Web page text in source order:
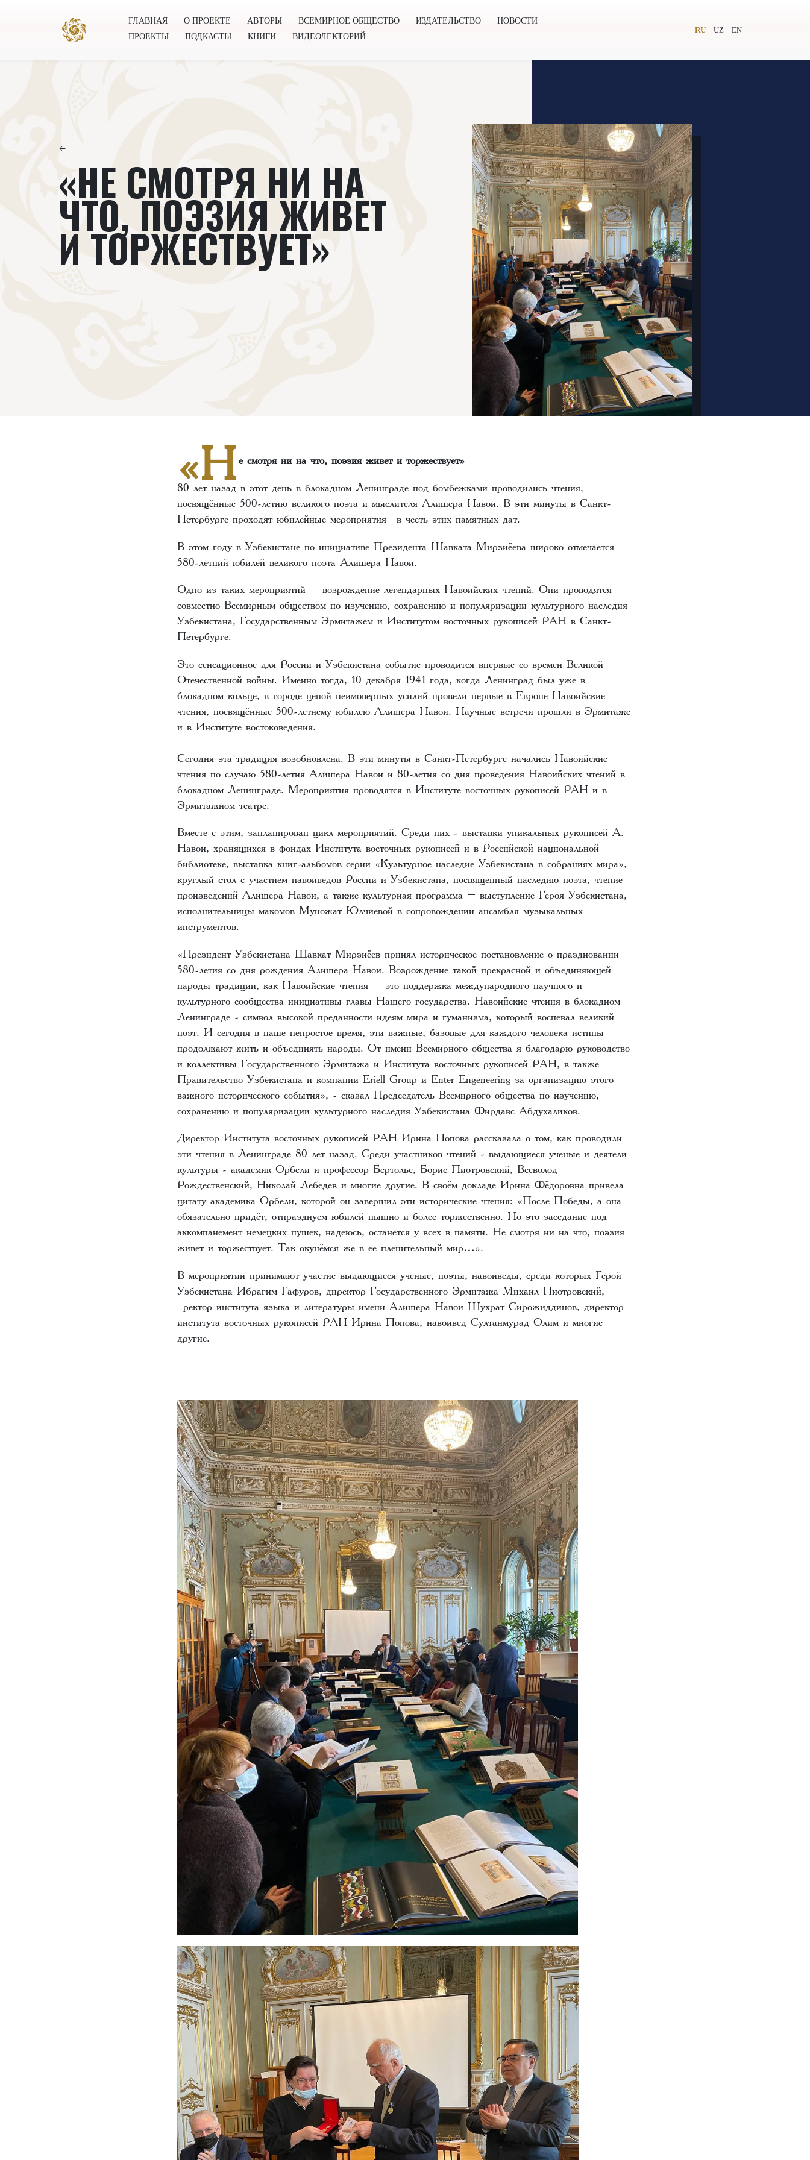
ГЛАВНАЯ О ПРОЕКТЕ АВТОРЫ ВСЕМИРНОЕ ОБЩЕСТВО ИЗДАТЕЛЬСТВО
НОВОСТИ
ПРОЕКТЫ
ПОДКАСТЫ КНИГИ ВИДЕОЛЕКТОРИЙ
RU UZ EN
←
«НЕ СМОТРЯ НИ НА
ЧТО, ПОЭЗИЯ ЖИВЕТ
И ТОРЖЕСТВУЕТ»
«Не смотря ни на что, поэзия живет и торжествует»
80 лет назад в этот день в блокадном Ленинграде под бомбежками проводились чтения,
посвящённые 500-летию великого поэта и мыслителя Алишера Навои. В эти минуты в Санкт-
Петербурге проходят юбилейные мероприятия в честь этих памятных дат.
В этом году в Узбекистане по инициативе Президента Шавката Мирзиёева широко отмечается
580-летний юбилей великого поэта Алишера Навои.
Одно из таких мероприятий – возрождение легендарных Навоийских чтений. Они проводятся
совместно Всемирным обществом по изучению, сохранению и популяризации культурного наследия
Узбекистана, Государственным Эрмитажем и Институтом восточных рукописей РАН в Санкт-
Петербурге.
Это сенсационное для России и Узбекистана событие проводится впервые со времен Великой
Отечественной войны. Именно тогда, 10 декабря 1941 года, когда Ленинград был уже в
блокадном кольце, в городе ценой неимоверных усилий провели первые в Европе Навоийские
чтения, посвящённые 500-летнему юбилею Алишера Навои. Научные встречи прошли в Эрмитаже
и в Институте востоковедения.
Сегодня эта традиция возобновлена. В эти минуты в Санкт-Петербурге начались Навоийские
чтения по случаю 580-летия Алишера Навои и 80-летия со дня проведения Навоийских чтений в
блокадном Ленинграде. Мероприятия проводятся в Институте восточных рукописей РАН и в
Эрмитажном театре.
Вместе с этим, запланирован цикл мероприятий. Среди них - выставки уникальных рукописей А.
Навои, хранящихся в фондах Института восточных рукописей и в Российской национальной
библиотеке, выставка книг-альбомов серии «Культурное наследие Узбекистана в собраниях мира»,
круглый стол с участием навоиведов России и Узбекистана, посвященный наследию поэта, чтение
произведений Алишера Навои, а также культурная программа – выступление Героя Узбекистана,
исполнительницы макомов Муножат Юлчиевой в сопровождении ансамбля музыкальных
инструментов.
«Президент Узбекистана Шавкат Мирзиёев принял историческое постановление о праздновании
580-летия со дня рождения Алишера Навои. Возрождение такой прекрасной и объединяющей
народы традиции, как Навоийские чтения – это поддержка международного научного и
культурного сообщества инициативы главы Нашего государства. Навоийские чтения в блокадном
Ленинграде - символ высокой преданности идеям мира и гуманизма, который воспевал великий
поэт. И сегодня в наше непростое время, эти важные, базовые для каждого человека истины
продолжают жить и объединять народы. От имени Всемирного общества я благодарю руководство
и коллективы Государственного Эрмитажа и Института восточных рукописей РАН, в также
Правительство Узбекистана и компании Eriell Group и Enter Engeneering за организацию этого
важного исторического события», - сказал Председатель Всемирного общества по изучению,
сохранению и популяризации культурного наследия Узбекистана Фирдавс Абдухаликов.
Директор Института восточных рукописей РАН Ирина Попова рассказала о том, как проводили
эти чтения в Ленинграде 80 лет назад. Среди участников чтений - выдающиеся ученые и деятели
культуры - академик Орбели и профессор Бертольс, Борис Пиотровский, Всеволод
Рождественский, Николай Лебедев и многие другие. В своём докладе Ирина Фёдоровна привела
цитату академика Орбели, которой он завершил эти исторические чтения: «После Победы, а она
обязательно придёт, отпразднуем юбилей пышно и более торжественно. Но это заседание под
аккомпанемент немецких пушек, надеюсь, останется у всех в памяти. Не смотря ни на что, поэзия
живет и торжествует. Так окунёмся же в ее пленительный мир…».
В мероприятии принимают участие выдающиеся ученые, поэты, навоиведы, среди которых Герой
Узбекистана Ибрагим Гафуров, директор Государственного Эрмитажа Михаил Пиотровский,
ректор института языка и литературы имени Алишера Навои Шухрат Сирожиддинов, директор
института восточных рукописей РАН Ирина Попова, навоивед Султанмурад Олим и многие
другие.